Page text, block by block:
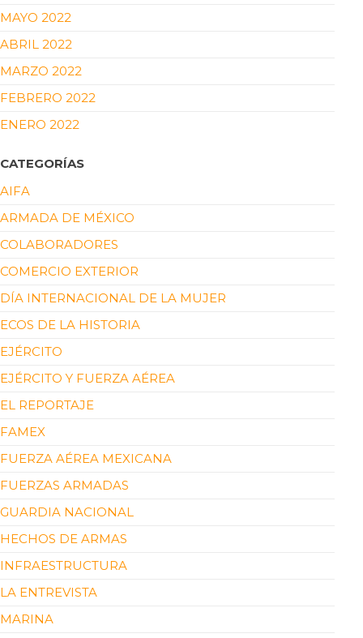
MAYO 2022
ABRIL 2022
MARZO 2022
FEBRERO 2022
ENERO 2022
CATEGORÍAS
AIFA
ARMADA DE MÉXICO
COLABORADORES
COMERCIO EXTERIOR
DÍA INTERNACIONAL DE LA MUJER
ECOS DE LA HISTORIA
EJÉRCITO
EJÉRCITO Y FUERZA AÉREA
EL REPORTAJE
FAMEX
FUERZA AÉREA MEXICANA
FUERZAS ARMADAS
GUARDIA NACIONAL
HECHOS DE ARMAS
INFRAESTRUCTURA
LA ENTREVISTA
MARINA